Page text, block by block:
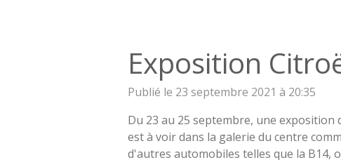
Exposition
Publié le 23 septembre 2021 à 20:35
Du 23 au 25 septembre, une exposition
est à voir dans la galerie du centre
d'autres automobiles telles que la B14,